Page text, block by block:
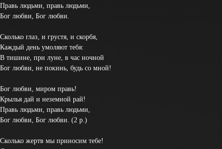
Правь людьми, правь людьми,
Бог любви, Бог любви.
Сколько глаз, и грустя, и скорбя,
Каждый день умоляют тебя:
В тишине, при луне, в час ночной
Бог любви, не покинь, будь со мной!
Бог любви, миром правь!
Крылья дай и неземной рай!
Правь людьми, правь людьми,
Бог любви, Бог любви. (2 р.)
Сколько жертв мы приносим тебе!